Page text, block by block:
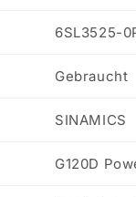
6SL3525-
Gebraucht
SINAMICS
G120D